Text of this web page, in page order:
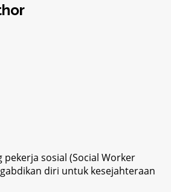
sosial (Social Worker
diri untuk kesejahteraan